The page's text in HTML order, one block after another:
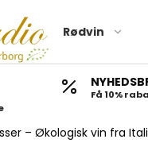
Rødvin
Få 10%
– Økologisk vin fra